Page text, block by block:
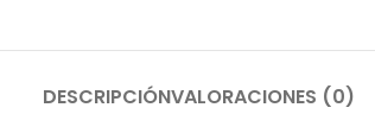
DESCRIPCIÓNVALORACIONES (0)